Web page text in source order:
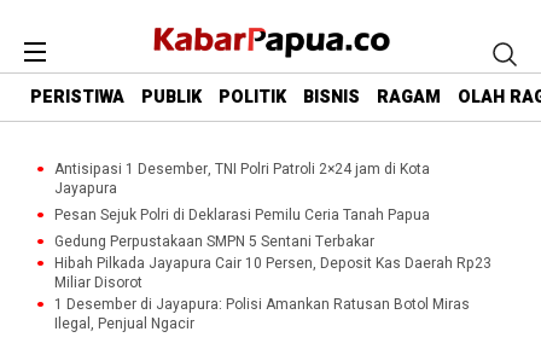
PERISTIWA PUBLIK POLITIK BISNIS RAGAM OLAH
Antisipasi 1 Desember, TNI Polri Patroli 2×24 jam di Kota
Jayapura
Pesan Sejuk Polri di Deklarasi Pemilu Ceria Tanah Papua
Gedung Perpustakaan SMPN 5 Sentani Terbakar
Hibah Pilkada Jayapura Cair 10 Persen, Deposit Kas Daerah Rp23
Miliar Disorot
1 Desember di Jayapura: Polisi Amankan Ratusan Botol Miras
Ilegal, Penjual Ngacir